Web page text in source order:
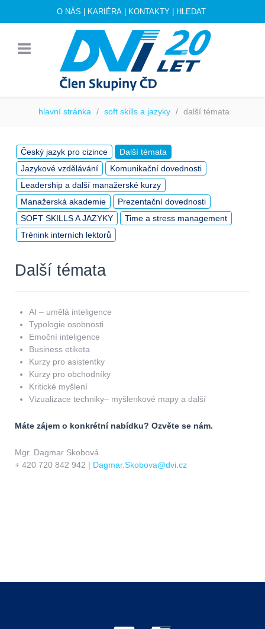
O NÁS KARIÉRA KONTAKTY HLEDAT
hlavní stránka soft skills a jazyky další témata
Český jazyk pro cizince
Další témata
Jazykové vzdělávání
Komunikační dovednosti
Leadership a další manažerské kurzy
Manažerská akademie
Prezentační dovednosti
SOFT SKILLS A JAZYKY
Time a stress management
Trénink interních lektorů
Další témata
AI – umělá inteligence
Typologie osobnosti
Emoční inteligence
Business etiketa
Kurzy pro asistentky
Kurzy pro obchodníky
Kritické myšlení
Vizualizace techniky– myšlenkové mapy a další
Máte zájem o konkrétní nabídku? Ozvěte se nám.
Mgr. Dagmar Skobová
+ 420 720 842 942 | Dagmar.Skobova@dvi.cz